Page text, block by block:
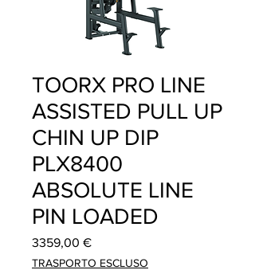
TOORX PRO LINE
ASSISTED PULL UP
CHIN UP DIP
PLX8400
ABSOLUTE LINE
PIN LOADED
3359,00 €Prezzo
TRASPORTO ESCLUSO